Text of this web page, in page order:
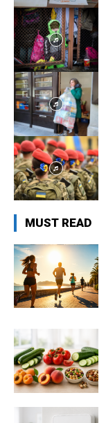
MUST READ